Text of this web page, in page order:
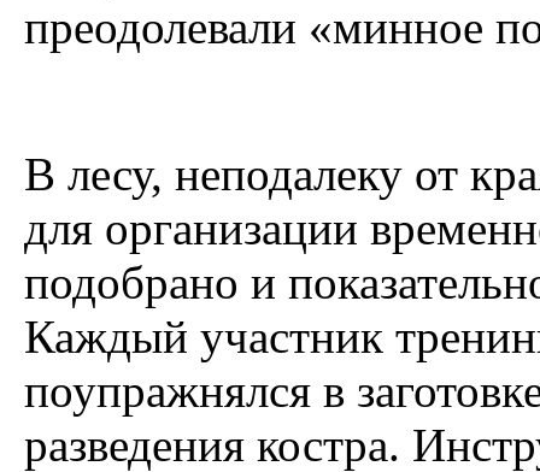
преодолевали «минное
В лесу, неподалеку от
для организации
подобрано и
Каждый участник
поупражнялся в
разведения костра.